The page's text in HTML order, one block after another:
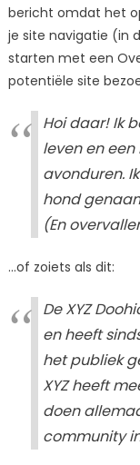
bericht omdat het
je site navigatie (in
starten met een
potentiële site
Hoi daar! Ik
leven en
avonduren.
hond
(En
…of zoiets als dit:
De XYZ
en heeft
het publiek
XYZ heeft
doen
community